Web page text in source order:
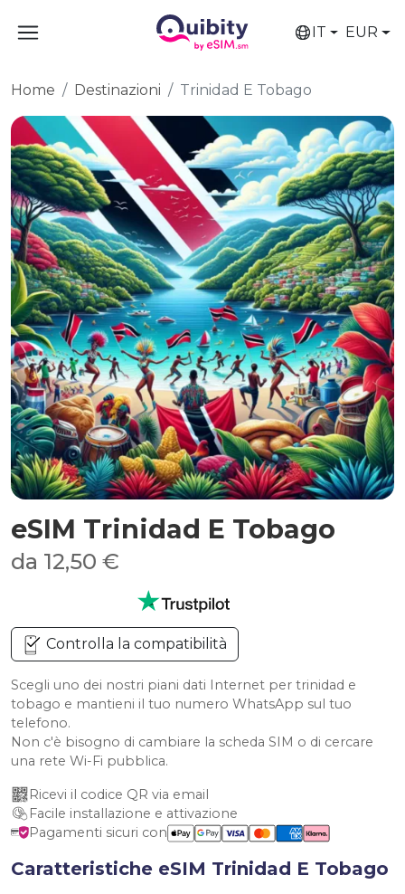
IT EUR
Home Destinazioni Trinidad E Tobago
eSIM Trinidad E Tobago
da 12,50 €
Controlla la compatibilità
Scegli uno dei nostri piani dati Internet per trinidad e
tobago e mantieni il tuo numero WhatsApp sul tuo
telefono.
Non c'è bisogno di cambiare la scheda SIM o di cercare
una rete Wi-Fi pubblica.
Ricevi il codice QR via email
Facile installazione e attivazione
Pagamenti sicuri con
Caratteristiche eSIM Trinidad E Tobago